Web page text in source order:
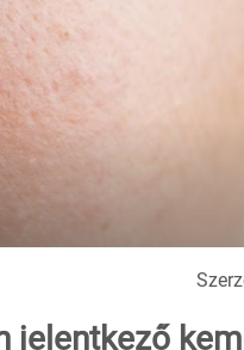
jelentkező